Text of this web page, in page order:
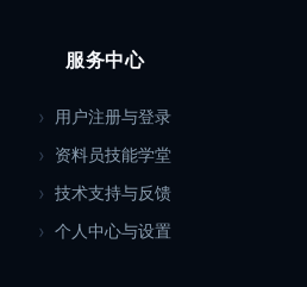
服务中心
用户注册与登录
资料员技能学堂
技术支持与反馈
个人中心与设置